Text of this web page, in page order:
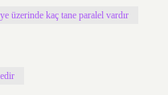
üzerinde kaç tane paralel vardır